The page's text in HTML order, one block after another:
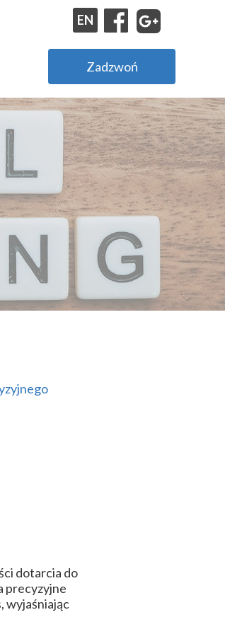
Zadzwoń
EN
Reklamowej Kapary.com
Reklamowej Kapary.com
dotarcia do
precyzyjne
wyjaśniając